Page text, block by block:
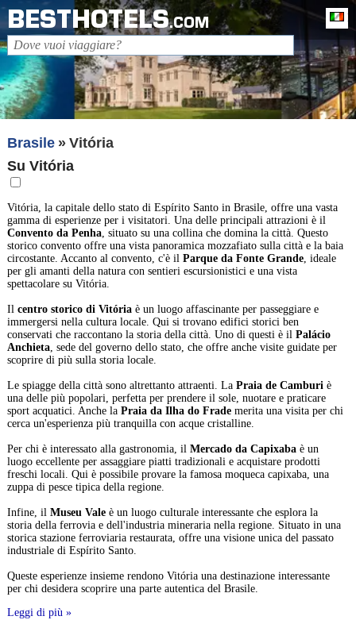
BESTHOTELS.COM
Brasile
Vitória
Su Vitória
Vitória, la capitale dello stato di Espírito Santo in Brasile, offre una vasta
gamma di esperienze per i visitatori. Una delle principali attrazioni è il
Convento da Penha, situato su una collina che domina la città. Questo
storico convento offre una vista panoramica mozzafiato sulla città e la baia
circostante. Accanto al convento, c'è il Parque da Fonte Grande, ideale
per gli amanti della natura con sentieri escursionistici e una vista
spettacolare su Vitória.
Il centro storico di Vitóriaè un luogo affascinante per passeggiare e
immergersi nella cultura locale. Qui si trovano edifici storici ben
conservati che raccontano la storia della città. Uno di questi è il Palácio
Anchieta, sede del governo dello stato, che offre anche visite guidate per
scoprire di più sulla storia locale.
Le spiagge della città sono altrettanto attraenti. La Praia de Camburiè
una delle più popolari, perfetta per prendere il sole, nuotare e praticare
sport acquatici. Anche la Praia da Ilha do Frademerita una visita per chi
cerca un'esperienza più tranquilla con acque cristalline.
Per chi è interessato alla gastronomia, il Mercado da Capixabaè un
luogo eccellente per assaggiare piatti tradizionali e acquistare prodotti
freschi locali. Qui è possibile provare la famosa moqueca capixaba, una
zuppa di pesce tipica della regione.
Infine, il Museu Valeè un luogo culturale interessante che esplora la
storia della ferrovia e dell'industria mineraria nella regione. Situato in una
storica stazione ferroviaria restaurata, offre una visione unica del passato
industriale di Espírito Santo.
Queste esperienze insieme rendono Vitória una destinazione interessante
per chi desidera scoprire una parte autentica del Brasile.
Leggi di più »